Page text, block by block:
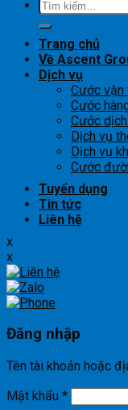
Tìm
kiếm:
Trang chủ
Về Ascent
Dịch vụ
Cước vận
Cước
Cước
Dịch vụ
Dịch vụ
Cước
Tuyển dụng
Tin tức
Liên hệ
x
x
Đăng nhập
Tên tài khoản hoặc
Mật khẩu *